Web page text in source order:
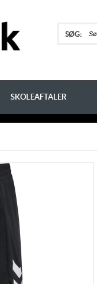
SØG:
SKOLEAFTALER